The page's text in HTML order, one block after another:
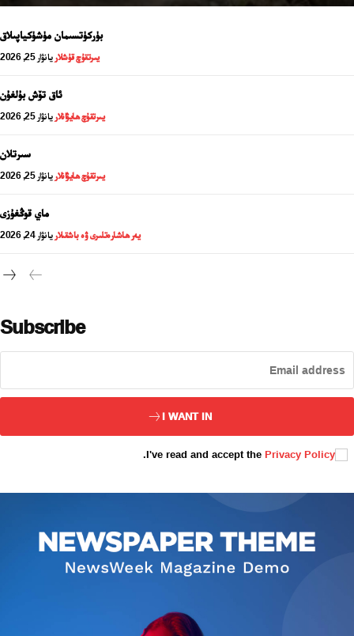
بىزنى قوللاڭ
بۈركۈتسىمان مۈشۈكياپىلاق
يىرتقۇچ قۇشلار يانۋار 25, 2026
ئاق تۆش بۇلغۇن
يىرتقۇچ ھايۋانلار يانۋار 25, 2026
سىرتلان
يىرتقۇچ ھايۋانلار يانۋار 25, 2026
ماي قوڭغۇزى
يەر ھاشارەتلىرى ۋە باشقىلار يانۋار 24, 2026
Subscribe
I WANT IN
I've read and accept the Privacy Policy
.